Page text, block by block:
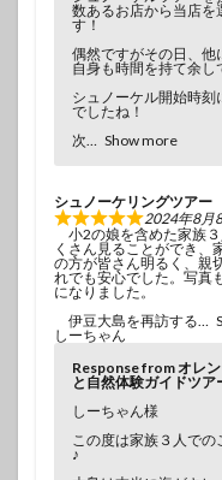
数あるお店から当店を
す！
偶然ですがその日、他
自身も時間を持て余し
シュノーケル開始時
でしたね！
次
Show more
シュノーケリングツアー
2024年8月
小2の娘を含めた家族
くさん見ることができ、
の方が皆さん明るく、親
れでも安心でした。写真
になりました。
伊豆大島を再訪する
しーちゃん
Response from オレ
と自然体験ガイドツア
しーちゃん様
この度は家族３人で
♪